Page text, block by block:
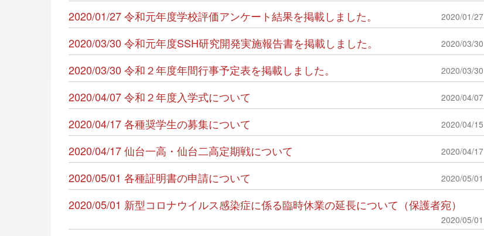
2020/01/27 令和元年度学校評価アンケート結果を掲載しました。 2020/01/27
2020/03/30 令和元年度SSH研究開発実施報告書を掲載しました。 2020/03/30
2020/03/30 令和２年度年間行事予定表を掲載しました。 2020/03/30
2020/04/07 令和２年度入学式について 2020/04/07
2020/04/17 各種奨学生の募集について 2020/04/15
2020/04/17 仙台一高・仙台二高定期戦について 2020/04/17
2020/05/01 各種証明書の申請について 2020/05/01
2020/05/01 新型コロナウイルス感染症に係る臨時休業の延長について（保護者宛）
2020/05/01